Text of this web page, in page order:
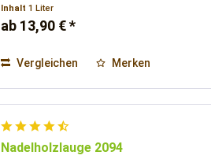
in Verbindung mit Lauge, wie auch zur
Weichholzböden.
Inhalt1 Liter
ab 13,90 € *
Vergleichen Merken
Nadelholzlauge 2094